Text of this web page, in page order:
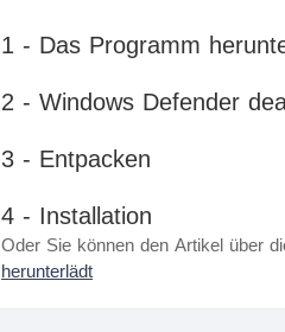
1 - Das Programm
2 - Windows Defender
3 - Entpacken
4 - Installation
Oder Sie können den Artikel über
herunterlädt